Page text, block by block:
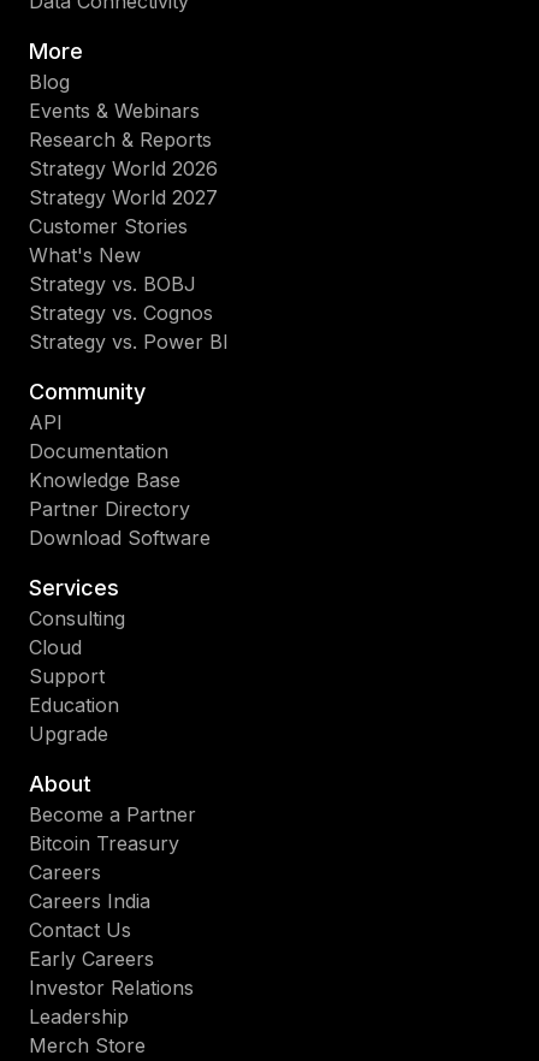
More
Blog
Events & Webinars
Research & Reports
Strategy World 2026
Strategy World 2027
Customer Stories
What's New
Strategy vs. BOBJ
Strategy vs. Cognos
Strategy vs. Power BI
Community
API
Documentation
Knowledge Base
Partner Directory
Download Software
Services
Consulting
Cloud
Support
Education
Upgrade
About
Become a Partner
Bitcoin Treasury
Careers
Careers India
Contact Us
Early Careers
Investor Relations
Leadership
Merch Store